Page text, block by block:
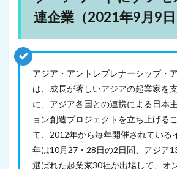
ル
た
ん
ぱ
く
か
ら
歯
用
イ
ン
連企業（2021年9月9日
アジア・アントレプレナーシップ・
は、成長が著しいアジアの起業家を
に、アジア各国との連携による日本
ョン創造プロジェクトを立ち上げる
て、2012年から毎年開催されている
年は10月27・28日の2日間、アジア
選ばれた起業家30社が出場して、オ